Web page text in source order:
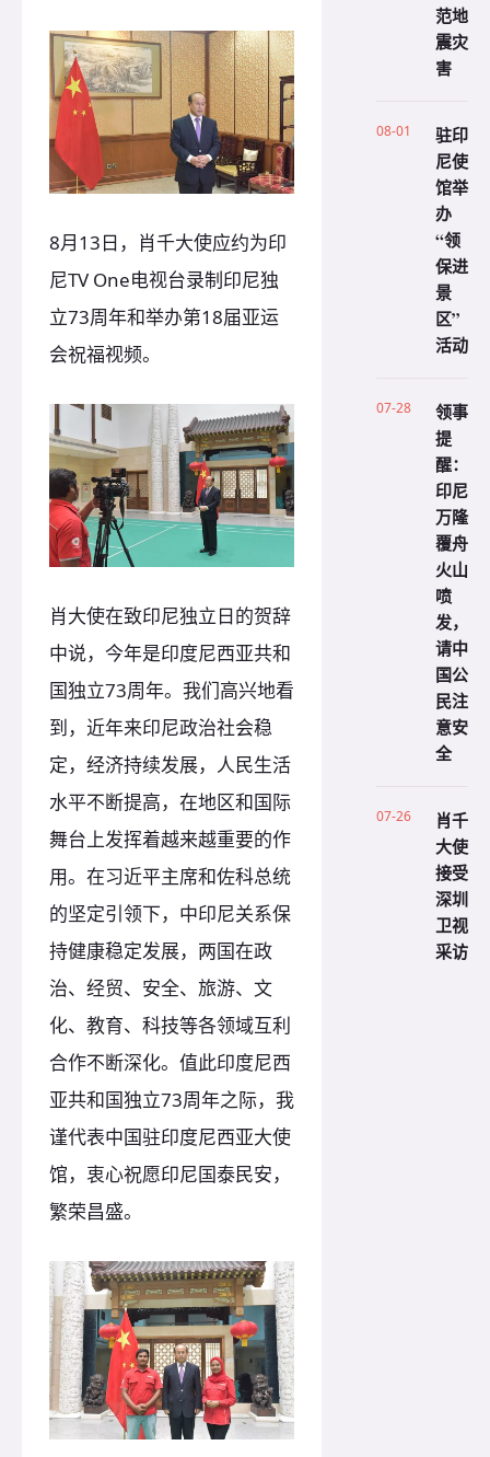
8月13日，肖千大使应约为印
尼TV One电视台录制印尼独
立73周年和举办第18届亚运
会祝福视频。
肖大使在致印尼独立日的贺辞
中说，今年是印度尼西亚共和
国独立73周年。我们高兴地看
到，近年来印尼政治社会稳
定，经济持续发展，人民生活
水平不断提高，在地区和国际
舞台上发挥着越来越重要的作
用。在习近平主席和佐科总统
的坚定引领下，中印尼关系保
持健康稳定发展，两国在政
治、经贸、安全、旅游、文
化、教育、科技等各领域互利
合作不断深化。值此印度尼西
亚共和国独立73周年之际，我
谨代表中国驻印度尼西亚大使
馆，衷心祝愿印尼国泰民安，
繁荣昌盛。
范地
震灾
害
08-01
驻印
尼使
馆举
办
“领
保进
景
区”
活动
07-28
领事
提
醒：
印尼
万隆
覆舟
火山
喷
发，
请中
国公
民注
意安
全
07-26
肖千
大使
接受
深圳
卫视
采访